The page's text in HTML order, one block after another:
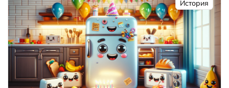
История